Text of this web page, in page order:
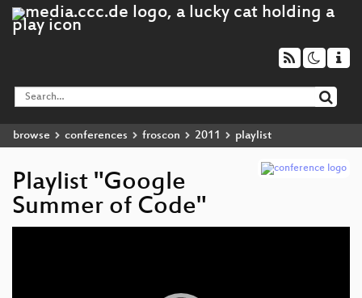
browse conferences froscon 2011 playlist
Playlist "Google
Summer of Code"